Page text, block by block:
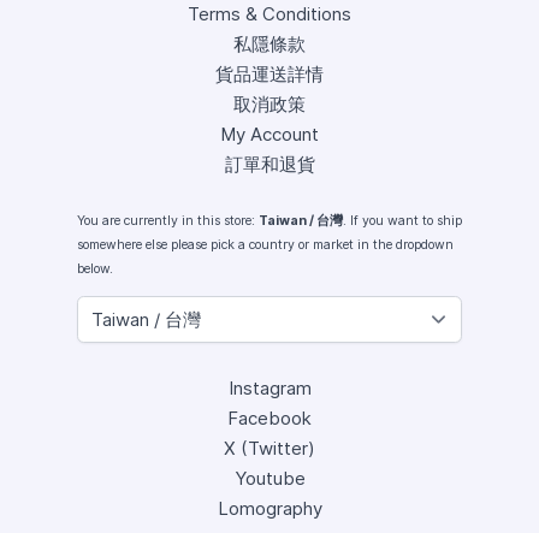
Terms & Conditions
私隱條款
貨品運送詳情
取消政策
My Account
訂單和退貨
You are currently in this store: Taiwan / 台灣. If you want to ship
somewhere else please pick a country or market in the dropdown
below.
Instagram
Facebook
X (Twitter)
Youtube
Lomography